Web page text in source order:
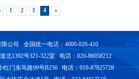
1 2 3 4 »
公司 全国统一电话：4000-020-410
北1392号321-322室 电话：020-86058212
红门东马路99号B256 电话：010-87825728